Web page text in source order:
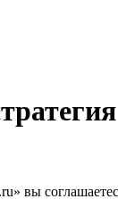
вы